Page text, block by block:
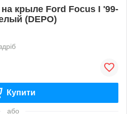
крыле Ford Focus I '99-
(DEPO)
Купити
або